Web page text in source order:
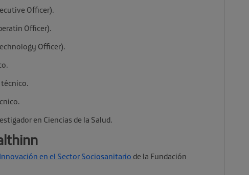
Officer).
Officer).
Officer).
en Ciencias de la Salud.
en el Sector Sociosanitario de la Fundación